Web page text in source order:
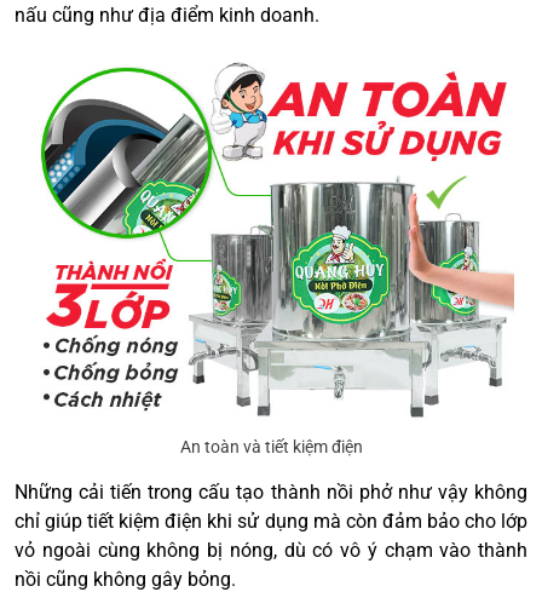
nấu cũng như địa điểm kinh doanh.
An toàn và tiết kiệm điện
Những cải tiến trong cấu tạo thành nồi phở như vậy không
chỉ giúp tiết kiệm điện khi sử dụng mà còn đảm bảo cho lớp
vỏ ngoài cùng không bị nóng, dù có vô ý chạm vào thành
nồi cũng không gây bỏng.